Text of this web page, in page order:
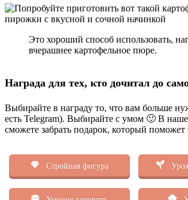
Это хороший способ использовать,
вчерашнее картофельное пюре.
Награда для тех, кто дочитал до
Выбирайте в награду то, что вам больше
есть Telegram). Выбирайте с умом 🙂 В
сможете забрать подарок, который поможет
Стройная фигура